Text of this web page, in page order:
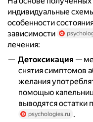
индивидуальные
особенности
зависимости
лечения:
Детоксикация —
снятия симптомов
желания
помощью
выводятся остатки
psychologies.ru .